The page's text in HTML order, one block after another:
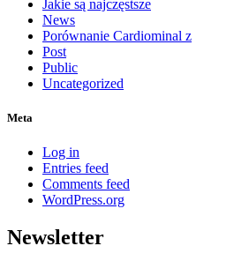
Jakie są najczęstsze
News
Porównanie Cardiominal z
Post
Public
Uncategorized
Meta
Log in
Entries feed
Comments feed
WordPress.org
Newsletter